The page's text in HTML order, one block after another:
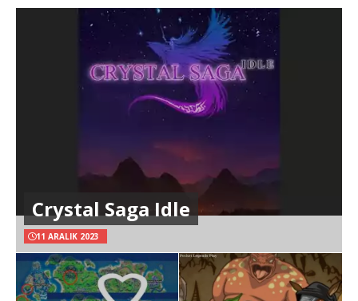
Crystal Saga Idle
11 ARALIK 2023